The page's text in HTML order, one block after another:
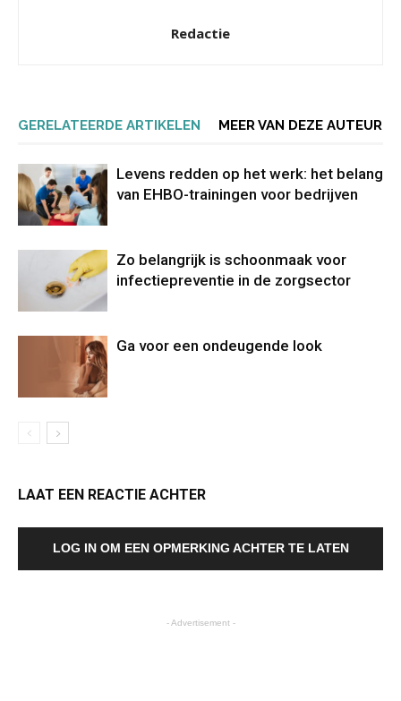
Redactie
GERELATEERDE ARTIKELEN MEER VAN DEZE AUTEUR
Levens redden op het werk: het belang
van EHBO-trainingen voor bedrijven
Zo belangrijk is schoonmaak voor
infectiepreventie in de zorgsector
Ga voor een ondeugende look
LAAT EEN REACTIE ACHTER
LOG IN OM EEN OPMERKING ACHTER TE LATEN
- Advertisement -